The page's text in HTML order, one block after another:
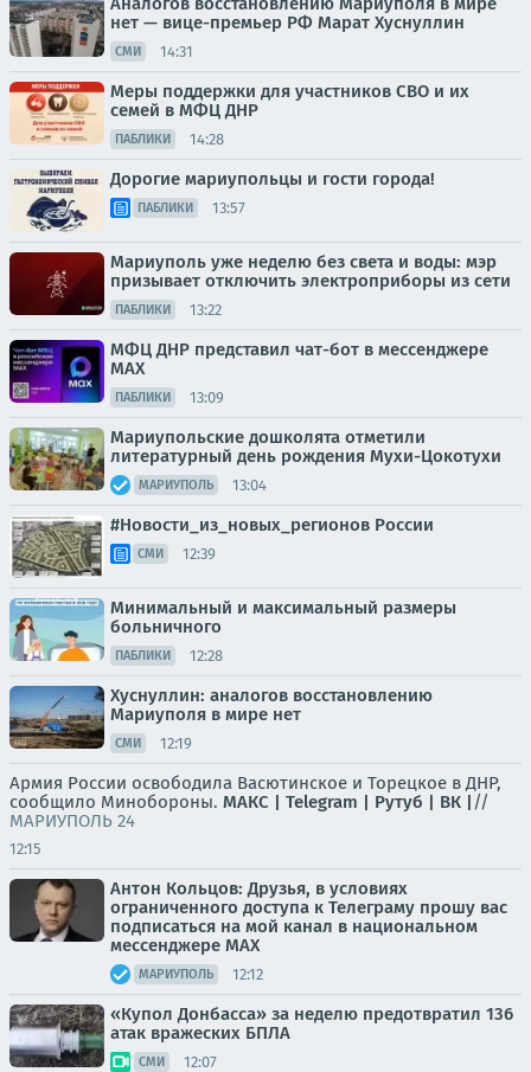
нет — вице-премьер РФ Марат Хуснуллин
СМИ 14:31
Меры поддержки для участников СВО и их
семей в МФЦ ДНР
ПАБЛИКИ 14:28
Дорогие мариупольцы и гости города!
ПАБЛИКИ 13:57
Мариуполь уже неделю без света и воды: мэр
призывает отключить электроприборы из сети
ПАБЛИКИ 13:22
МФЦ ДНР представил чат-бот в мессенджере
MAX
ПАБЛИКИ 13:09
Мариупольские дошколята отметили
литературный день рождения Мухи-Цокотухи
МАРИУПОЛЬ 13:04
#Новости_из_новых_регионов России
СМИ 12:39
Минимальный и максимальный размеры
больничного
ПАБЛИКИ 12:28
Хуснуллин: аналогов восстановлению
Мариуполя в мире нет
СМИ 12:19
Армия России освободила Васютинское и Торецкое в ДНР,
сообщило Минобороны. МАКС | Telegram | Рутуб | ВК | //
МАРИУПОЛЬ 24
12:15
Антон Кольцов: Друзья, в условиях
ограниченного доступа к Телеграму прошу вас
подписаться на мой канал в национальном
мессенджере МАХ
МАРИУПОЛЬ 12:12
«Купол Донбасса» за неделю предотвратил 136
атак вражеских БПЛА
СМИ 12:07